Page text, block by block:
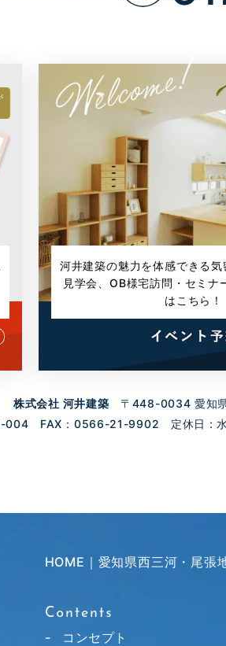
河井建築の魅力を体感できる
見学会、 OB様宅訪問・セミナ
はこちら！
株式会社 河井建築 〒448-0034 愛知
004 FAX：0566-21-9902 定休日 :
HOME｜愛知県西三河・尾張
コンセプト